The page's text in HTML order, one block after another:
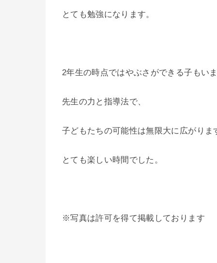
とても勉強になります。
2年生の時点ではやぶさができる子もい
先生の力と指導法で、
子どもたちの可能性は無限大に広がりま
とても楽しい時間でした。
※写真は許可を得て掲載しております